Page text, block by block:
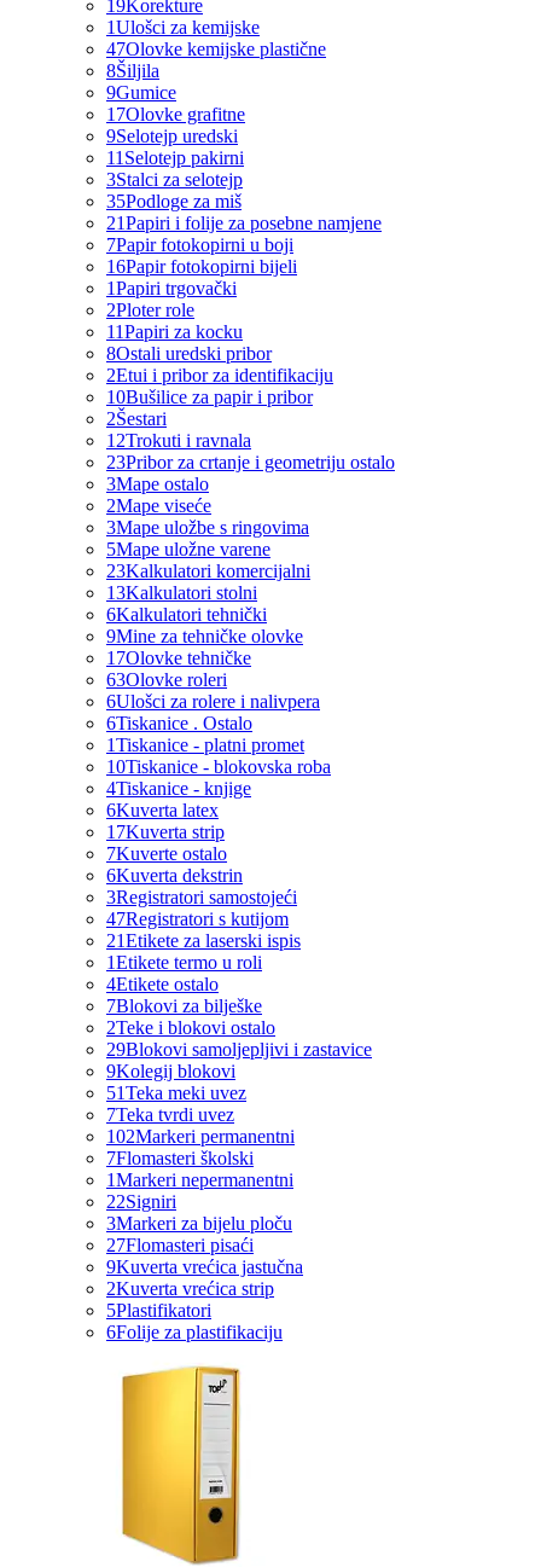
19Korekture
1Ulošci za kemijske
47Olovke kemijske plastične
8Šiljila
9Gumice
17Olovke grafitne
9Selotejp uredski
11 Selotejp pakirni
3Stalci za selotejp
35Podloge za miš
21Papiri i folije za posebne namjene
7Papir fotokopirni u boji
16Papir fotokopirni bijeli
1Papiri trgovački
2Ploter role
11Papiri za kocku
8Ostali uredski pribor
2Etui i pribor za identifikaciju
10Bušilice za papir i pribor
2Šestari
12Trokuti i ravnala
23Pribor za crtanje i geometriju ostalo
3Mape ostalo
2Mape viseće
3Mape uložbe s ringovima
5Mape uložne varene
23Kalkulatori komercijalni
13Kalkulatori stolni
6Kalkulatori tehnički
9Mine za tehničke olovke
17Olovke tehničke
63Olovke roleri
6Ulošci za rolere i nalivpera
6Tiskanice . Ostalo
1Tiskanice - platni promet
10Tiskanice - blokovska roba
4Tiskanice - knjige
6Kuverta latex
17Kuverta strip
7Kuverte ostalo
6Kuverta dekstrin
3Registratori samostojeći
47Registratori s kutijom
21Etikete za laserski ispis
1Etikete termo u roli
4Etikete ostalo
7Blokovi za bilješke
2Teke i blokovi ostalo
29Blokovi samoljepljivi i zastavice
9Kolegij blokovi
51Teka meki uvez
7Teka tvrdi uvez
102Markeri permanentni
7Flomasteri školski
1Markeri nepermanentni
22Signiri
3Markeri za bijelu ploču
27Flomasteri pisaći
9Kuverta vrećica jastučna
2Kuverta vrećica strip
5Plastifikatori
6Folije za plastifikaciju